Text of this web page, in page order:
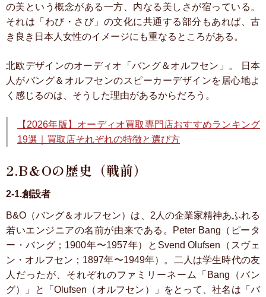
の美という概念がある一方、内なる美しさが宿っている。
それは「わび・さび」の文化に共通する部分もあれば、古
き良き日本人女性のイメージにも重なるところがある。
北欧デザインのオーディオ「バング＆オルフセン」。
日本
人がバング＆オルフセンのスピーカーデザインを居心地よ
く感じるのは、そうした理由があるからだろう。
【2026年版】オーディオ買取専門店おすすめランキング
19選｜買取店それぞれの特徴と選び方
2.B&Oの歴史（戦前）
2-1.創設者
B&O（バング＆オルフセン）は、2人の企業家精神あふれる
若いエンジニアの名前が由来である。Peter Bang（ピータ
ー・バング；1900年〜1957年）とSvend Olufsen（スヴェ
ン・オルフセン；1897年〜1949年）。二人は学生時代の友
人だったが、それぞれのファミリーネーム「Bang（バン
グ）」と「Olufsen（オルフセン）」をとって、社名は「バ